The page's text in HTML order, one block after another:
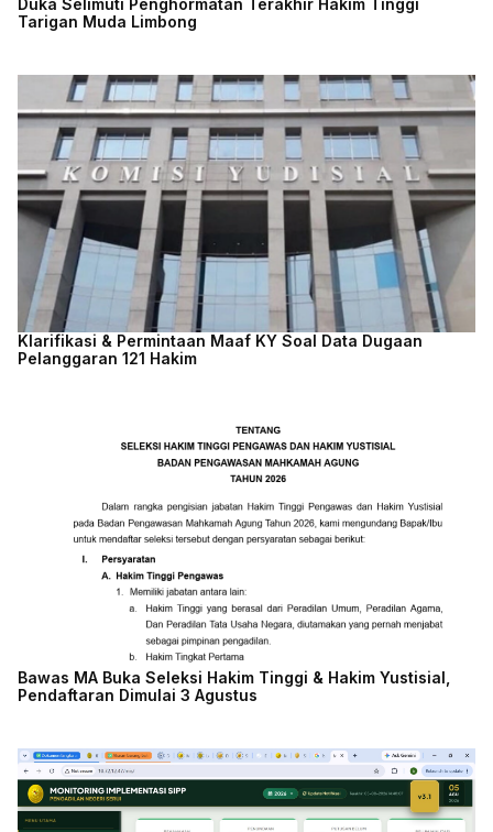
Duka Selimuti Penghormatan Terakhir Hakim Tinggi
Tarigan Muda Limbong
Klarifikasi & Permintaan Maaf KY Soal Data Dugaan
Pelanggaran 121 Hakim
Bawas MA Buka Seleksi Hakim Tinggi & Hakim Yustisial,
Pendaftaran Dimulai 3 Agustus